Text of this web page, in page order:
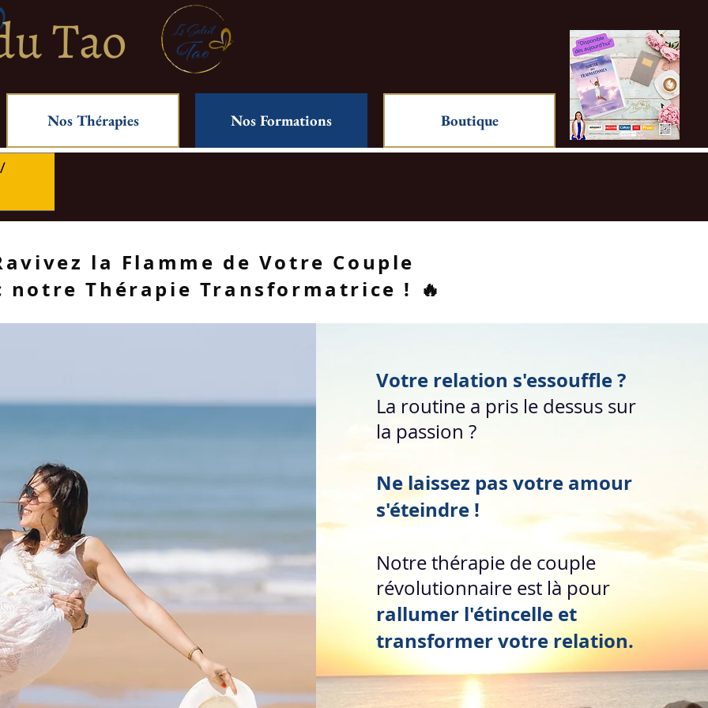
Tao
Nos Thérapies Nos Formations Boutique
/
Prendre RDV
la Flamme de Votre Couple
Thérapie Transformatrice ! 🔥
Votre relation s'essouffle ?
La routine a pris le dessus sur
la passion ?
Ne laissez pas votre amour
s'éteindre !
Notre thérapie de couple
révolutionnaire est là pour
rallumer l'étincelle et
transformer votre relation.